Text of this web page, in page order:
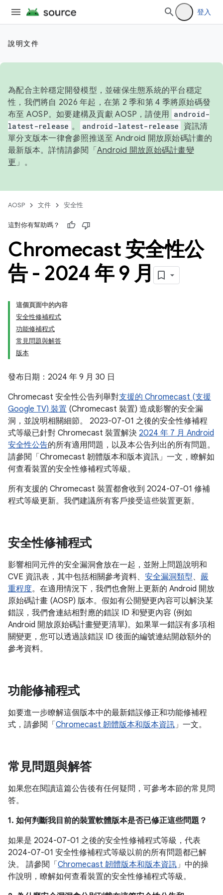
登入
說明文件
為配合主幹穩定開發模型，並確保生態系統的平台穩定
性，我們將自 2026 年起，在第 2 季和第 4 季將原始碼發
布至 AOSP。如要建構及貢獻 AOSP，請使用 android-
latest-release 。 android-latest-release
資訊清
單分支版本一律會參照推送至 Android 開放原始碼計畫的
最新版本。詳情請參閱「 Android 開放原始碼計畫變
更 」。
AOSP 文件 安全性
這對你有幫助嗎？
Chromecast 安全性公
告 - 2024 年 9 月
這個頁面中的內容
安全性修補程式
功能修補程式
常見問題與解答
版本
發布日期：2024 年 9 月 30 日
Chromecast 安全性公告列舉對支援的 Chromecast (支援
Google TV) 裝置 (Chromecast 裝置) 造成影響的安全漏
洞，並說明相關細節。 2023-07-01 之後的安全性修補程
式等級已針對 Chromecast 裝置解決 2024 年 7 月 Android
安全性公告的所有適用問題，以及本公告列出的所有問題。
請參閱「Chromecast 韌體版本和版本資訊」一文，瞭解如
何查看裝置的安全性修補程式等級。
所有支援的 Chromecast 裝置都會收到 2024-07-01 修補
程式等級更新。我們建議所有客戶接受這些裝置更新。
安全性修補程式
影響相同元件的安全漏洞會放在一起，並附上問題說明和
CVE 資訊表，其中包括相關參考資料、 安全漏洞類型、 嚴
重程度。在適用情況下，我們也會附上更新的 Android 開放
原始碼計畫 (AOSP) 版本。假如有公開變更內容可以解決某
錯誤，我們會連結相對應的錯誤 ID 和變更內容 (例如
Android 開放原始碼計畫變更清單)。如果單一錯誤有多項相
關變更，您可以透過該錯誤 ID 後面的編號連結開啟額外的
參考資料。
功能修補程式
如要進一步瞭解這個版本中的最新錯誤修正和功能修補程
式，請參閱「 Chromecast 韌體版本和版本資訊」一文。
常見問題與解答
如果您在閱讀這篇公告後有任何疑問，可參考本節的常見問
答。
1. 如何判斷我目前的裝置軟體版本是否已修正這些問題？
如果是 2024-07-01 之後的安全性修補程式等級，代表
2024-07-01 安全性修補程式等級以前的所有問題都已解
決。 請參閱「 Chromecast 韌體版本和版本資訊」中的操
作說明，瞭解如何查看裝置的安全性修補程式等級。